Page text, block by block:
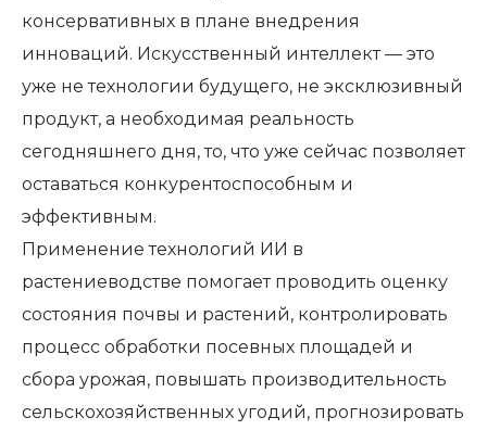
консервативных в плане внедрения
инноваций. Искусственный интеллект — это
уже не технологии будущего, не эксклюзивный
продукт, а необходимая реальность
сегодняшнего дня, то, что уже сейчас позволяет
оставаться конкурентоспособным и
эффективным.
Применение технологий ИИ в
растениеводстве помогает проводить оценку
состояния почвы и растений, контролировать
процесс обработки посевных площадей и
сбора урожая, повышать производительность
сельскохозяйственных угодий, прогнозировать